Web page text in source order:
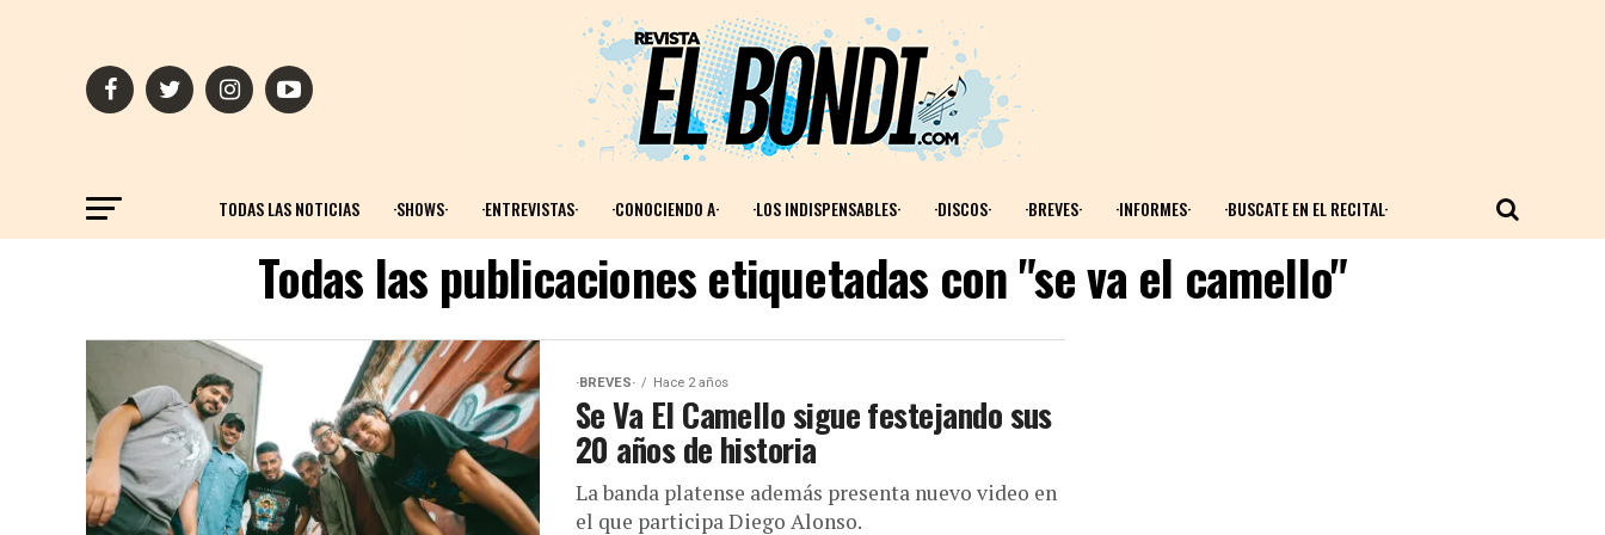
TODAS LAS NOTICIAS ·SHOWS· ·ENTREVISTAS· ·CONOCIENDO A· ·LOS INDISPENSABLES· ·DISCOS· ·BREVES· ·INFORMES· ·BUSCATE EN EL RECITAL·
Todas las publicaciones etiquetadas con "se va el camello"
·BREVES· Hace 2 años
Se Va El Camello sigue festejando sus
20 años de historia
La banda platense además presenta nuevo video en
el que participa Diego Alonso.